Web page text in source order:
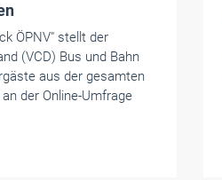
ÖPNV" stellt der
(VCD) Bus und Bahn
aus der gesamten
der Online-Umfrage